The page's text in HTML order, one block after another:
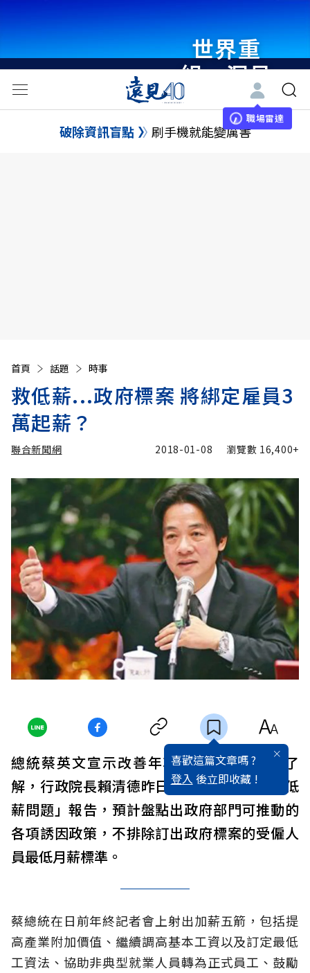
世界重
組・洞見
未來 與
世界領袖
職場雷達
破除資訊盲點 刷手機就能變厲害
首頁 話題 時事
救低薪...政府標案 將綁定雇員3
萬起薪？
聯合新聞網 2018-01-08 瀏覽數 16,400+
喜歡這篇文章嗎 ?
登入 後立即收藏 !
總統蔡英文宣示改善年輕人低薪問題，據了
解，行政院長賴清德昨日聽取國發會「解決低
薪問題」報告，預計盤點出政府部門可推動的
各項誘因政策，不排除訂出政府標案的受僱人
員最低月薪標準。
蔡總統在日前年終記者會上射出加薪五箭，包括提
高產業附加價值、繼續調高基本工資以及訂定最低
工資法、協助非典型就業人員轉為正式員工、鼓勵